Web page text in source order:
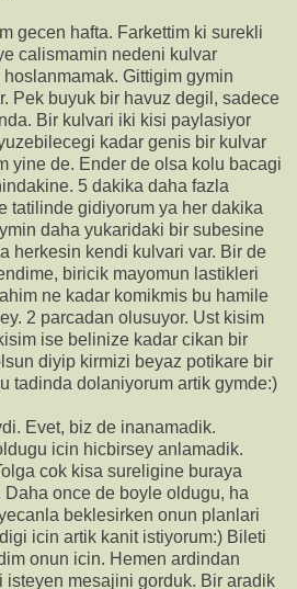
gecen hafta. Farkettim ki surekli
calismamin nedeni kulvar
Gittigim gymin
Pek buyuk bir havuz degil, sadece
Bir kulvari iki kisi paylasiyor
kadar genis bir kulvar
yine de. Ender de olsa kolu bacagi
5 dakika daha fazla
tatilinde gidiyorum ya her dakika
daha yukaridaki bir subesine
herkesin kendi kulvari var. Bir de
biricik mayomun lastikleri
ne kadar komikmis bu hamile
2 parcadan olusuyor. Ust kisim
ise belinize kadar cikan bir
diyip kirmizi beyaz potikare bir
tadinda dolaniyorum artik gymde:)
Evet, biz de inanamadik.
icin hicbirsey anlamadik.
cok kisa sureligine buraya
once de boyle oldugu, ha
beklesirken onun planlari
icin artik kanit istiyorum:) Bileti
onun icin. Hemen ardindan
isteyen mesajini gorduk. Bir aradik